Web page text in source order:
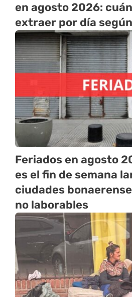
en agosto 2026:
extraer por día
Feriados en agosto
es el fin de semana
ciudades
no laborables